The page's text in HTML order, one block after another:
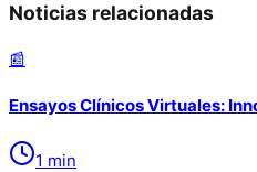
Noticias relacionadas
📰
Ensayos Clínicos Virtuales:
1 min